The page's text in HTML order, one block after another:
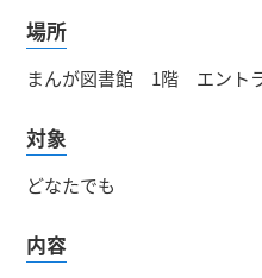
場所
まんが図書館 1階 エント
対象
どなたでも
内容